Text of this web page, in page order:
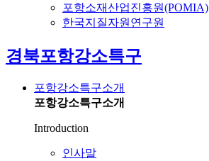
포항소재산업진흥원(POMIA)
한국지질자원연구원
경북포항강소특구
포항강소특구소개
포항강소특구소개
Introduction
인사말